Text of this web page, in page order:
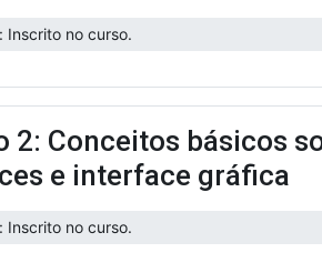
Inscrito no curso.
2: Conceitos básicos
e interface gráfica
Inscrito no curso.